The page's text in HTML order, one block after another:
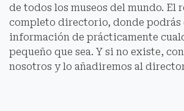
de todos los museos del mundo. El
completo directorio, donde podrás
información de prácticamente
pequeño que sea. Y si no existe,
nosotros y lo añadiremos al